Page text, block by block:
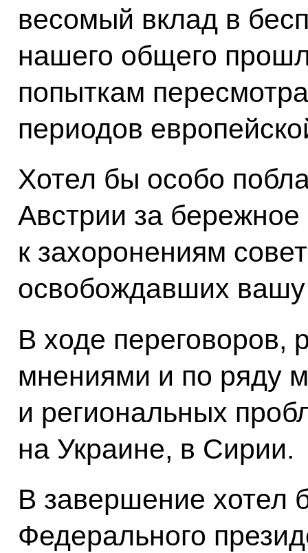
весомый вклад в
нашего общего
попыткам
периодов
Хотел бы особо
Австрии за
к захоронениям
освобождавших
В ходе переговоров,
мнениями и по ряду
и региональных
на Украине, в Сирии.
В завершение хотел
Федерального